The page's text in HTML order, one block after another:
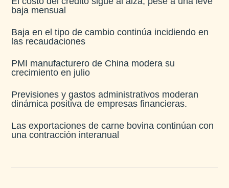
baja mensual​
Baja en el tipo de cambio continúa incidiendo en
las recaudaciones​
PMI manufacturero de China modera su
crecimiento en julio​
Previsiones y gastos administrativos moderan
dinámica positiva de empresas financieras​.
Las exportaciones de carne bovina continúan con
una contracción interanual